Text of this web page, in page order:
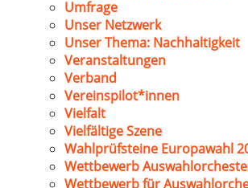
Umfrage
Unser Netzwerk
Unser Thema: Nachhaltigkeit
Veranstaltungen
Verband
Vereinspilot*innen
Vielfalt
Vielfältige Szene
Wahlprüfsteine Europawahl
Wettbewerb
Wettbewerb für